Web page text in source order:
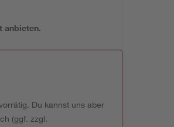
anbieten.
Du kannst uns aber
(ggf. zzgl.